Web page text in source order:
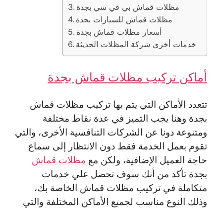
مظلات قماش بي في سي بجدة
مظلات قماش للسيارات بجدة
أسعار مظلات قماش بجدة
خدمات أخري شركة المظلات الحديثة
أماكن تركيب مظلات قماش بجدة
تتعدد الأماكن التي يتم بها تركيب مظلات قماش
بجدة وهنا يجب التميز في عدة نقاط مختلفة
ومتنوعة دونا عن الشركات التنافسية الأخرى، والتي
تقوم بعمل الخدمة فقط دون الانتظار إلى سماع
حاجة العميل الإضافية، ولكن مع مظلات قماش
بجدة تأكد من أنك سوف تحصل علي خدمات
متكاملة في تركيب مظلات قماش الخاصة بك،
وذلك النوع مناسب لجميع الأماكن المختلفة والتي